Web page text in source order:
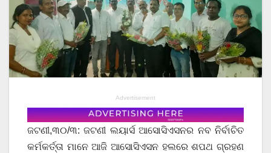
Advertisement
ଜଟଣୀ,୩୦/୩: ଜଟଣୀ ଲୟାର୍ସ ଆସୋସିଏସନର ନବ ନିର୍ବାଚିତ
କର୍ମକର୍ତ୍ତା ମାନେ ଆଜି ଆସୋସିଏସନ ହଲରେ ଶପଥ ଗ୍ରହଣ